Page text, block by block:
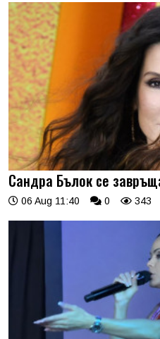
Сандра Бълок се
06 Aug 11:40 0 343